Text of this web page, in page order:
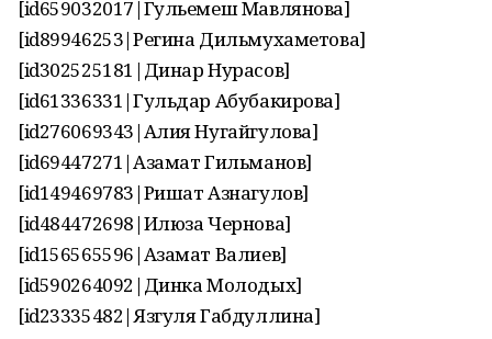
[id659032017|Гульемеш Мавлянова]
[id89946253|Регина Дильмухаметова]
[id302525181|Динар Нурасов]
[id61336331|Гульдар Абубакирова]
[id276069343|Алия Нугайгулова]
[id69447271|Азамат Гильманов]
[id149469783|Ришат Азнагулов]
[id484472698|Илюза Чернова]
[id156565596|Азамат Валиев]
[id590264092|Динка Молодых]
[id23335482|Язгуля Габдуллина]